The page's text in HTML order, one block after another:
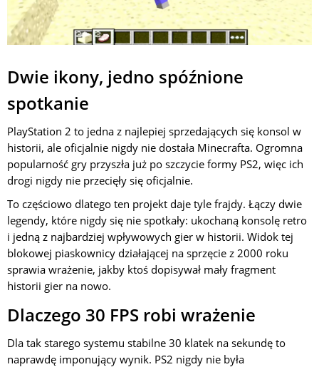
Dwie ikony, jedno spóźnione
spotkanie
PlayStation 2 to jedna z najlepiej sprzedających się konsol w
historii, ale oficjalnie nigdy nie dostała Minecrafta. Ogromna
popularność gry przyszła już po szczycie formy PS2, więc ich
drogi nigdy nie przecięły się oficjalnie.
To częściowo dlatego ten projekt daje tyle frajdy. Łączy dwie
legendy, które nigdy się nie spotkały: ukochaną konsolę retro
i jedną z najbardziej wpływowych gier w historii. Widok tej
blokowej piaskownicy działającej na sprzęcie z 2000 roku
sprawia wrażenie, jakby ktoś dopisywał mały fragment
historii gier na nowo.
Dlaczego 30 FPS robi wrażenie
Dla tak starego systemu stabilne 30 klatek na sekundę to
naprawdę imponujący wynik. PS2 nigdy nie była